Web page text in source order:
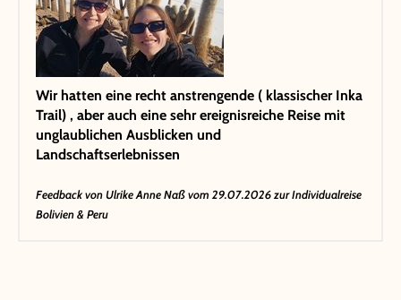
Wir hatten eine recht anstrengende ( klassischer Inka
Trail) , aber auch eine sehr ereignisreiche Reise mit
unglaublichen Ausblicken und
Landschaftserlebnissen
Feedback vonUlrike Anne Naßvom 29.07.2026 zur Individualreise
Bolivien & Peru